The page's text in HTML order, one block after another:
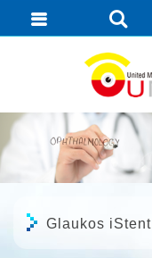
Glaukos iStent